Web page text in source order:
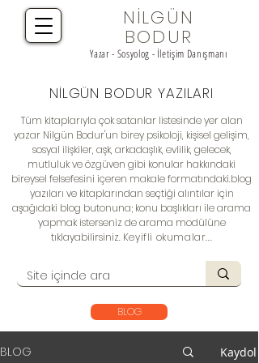
NİLGÜN
BODUR
Yazar - Sosyolog - İletişim Danışmanı
NİLGÜN BODUR YAZILARI
Tüm kitaplarıyla çok satanlar listesinde yer alan
yazar Nilgün Bodur'un birey psikoloji, kişisel gelişim,
sosyal ilişkiler, aşk, arkadaşlık, evlilik, gelecek,
mutluluk ve özgüven gibi konular hakkındaki
bireysel felsefesini içeren makale formatındaki.blog
yazıları ve kitaplarından seçtiği alıntılar için
aşağıdaki blog butonuna; konu başlıkları ile arama
yapmak isterseniz de arama modülüne
tıklayabilirsiniz. Keyifli okumalar...
BLOG
BLOG Kaydol